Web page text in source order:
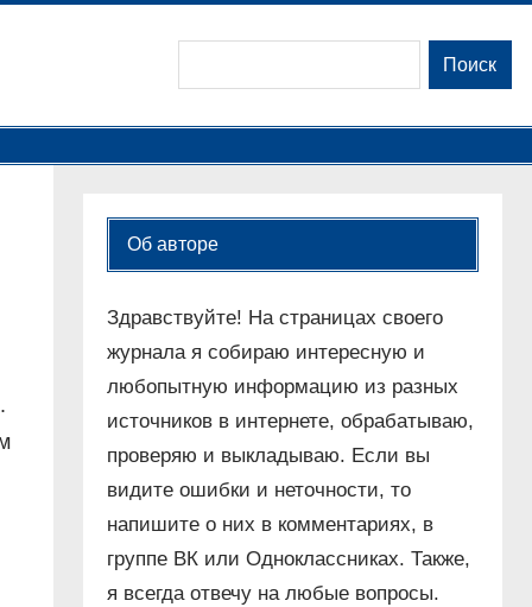
Поиск
Об авторе
Здравствуйте! На страницах своего
журнала я собираю интересную и
любопытную информацию из разных
источников в интернете, обрабатываю,
проверяю и выкладываю. Если вы
видите ошибки и неточности, то
напишите о них в комментариях, в
группе ВК или Одноклассниках. Также,
я всегда отвечу на любые вопросы.